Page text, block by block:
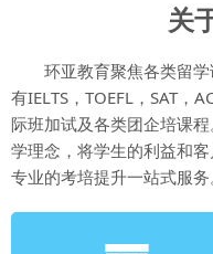
关
环亚教育聚焦各类留学
有IELTS，TOEFL，SAT，
际班加试及各类团企培课
学理念，将学生的利益和
专业的考培提升一站式服务